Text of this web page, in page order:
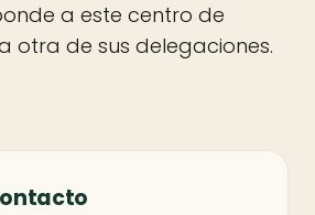
a este centro de
otra de sus delegaciones.